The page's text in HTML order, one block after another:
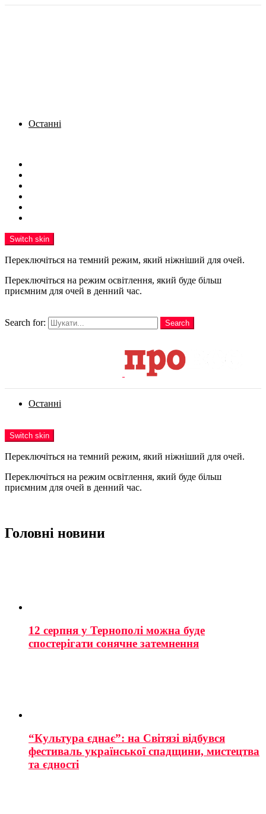
Останні
Switch skin
Переключіться на темний режим, який ніжніший для очей.
Переключіться на режим освітлення, який буде більш
приємним для очей в денний час.
Search for:
Search
Останні
Switch skin
Переключіться на темний режим, який ніжніший для очей.
Переключіться на режим освітлення, який буде більш
приємним для очей в денний час.
Головні новини
12 серпня у Тернополі можна буде
спостерігати сонячне затемнення
“Культура єднає”: на Світязі відбувся
фестиваль української спадщини, мистецтва
та єдності